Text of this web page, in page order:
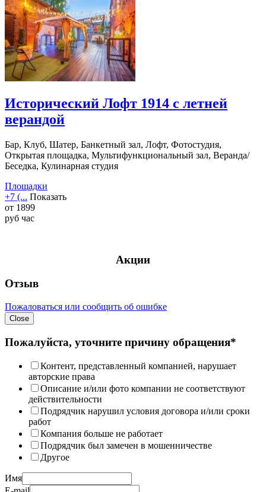
Исторический Лофт 1914 с летней
верандой
Бар, Клуб, Шатер, Банкетный зал, Лофт, Фотостудия,
Открытая площадка, Мультифункциональный зал, Веранда/
Беседка, Кулинарная студия
Площадки
+7 (... Показать
от 1899
руб час
Акции
Отзыв
Пожаловаться или сообщить об ошибке
Close
Пожалуйста, уточните причину обращения*
Контент, представленный компанией, нарушает
авторские права
Описание и/или фото компании не соответствуют
действительности
Подрядчик нарушил условия договора и/или сроки
работ
Компания больше не работает
Подрядчик был замечен в мошенничестве
Другое
Имя